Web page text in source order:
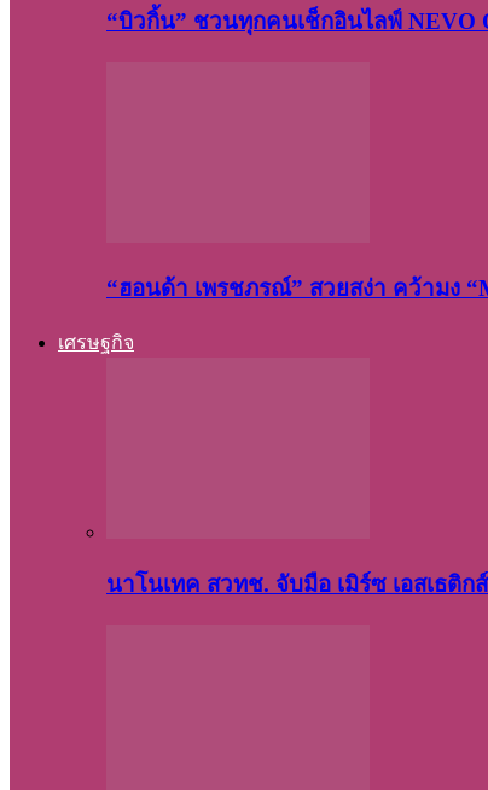
“บิวกิ้น” ชวนทุกคนเช็กอินไลฟ์ NEVO
“ฮอนด้า เพรชภรณ์” สวยสง่า คว้ามง
เศรษฐกิจ
นาโนเทค สวทช. จับมือ เมิร์ซ เอสเธติ